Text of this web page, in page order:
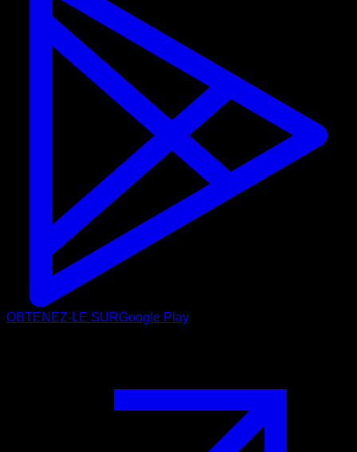
OBTENEZ-LE SURGoogle Play